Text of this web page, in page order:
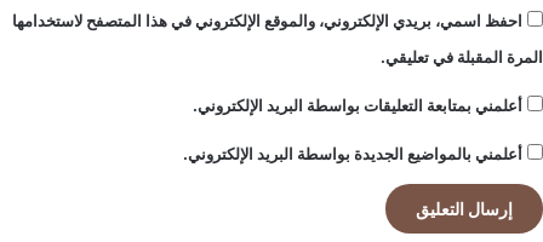
احفظ اسمي، بريدي الإلكتروني، والموقع الإلكتروني في هذا المتصفح لاستخدامها
المرة المقبلة في تعليقي.
أعلمني بمتابعة التعليقات بواسطة البريد الإلكتروني.
أعلمني بالمواضيع الجديدة بواسطة البريد الإلكتروني.